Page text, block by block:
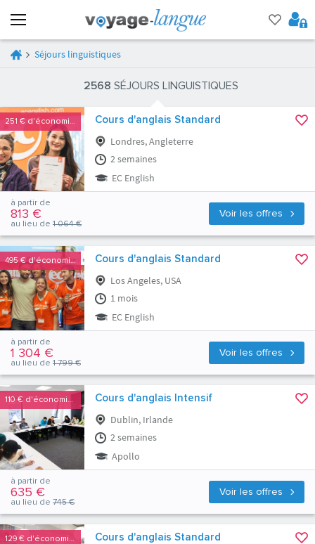
Séjours linguistiques
2568 SÉJOURS LINGUISTIQUES
251 € d'économies Cours d'anglais Standard
Londres, Angleterre
2 semaines
EC English
Voir les offres
à partir de
813 €
au lieu de 1 064 €
495 € d'économies Cours d'anglais Standard
Los Angeles, USA
1 mois
EC English
Voir les offres
à partir de
1 304 €
au lieu de 1 799 €
110 € d'économies Cours d'anglais Intensif
Dublin, Irlande
2 semaines
Apollo
Voir les offres
à partir de
635 €
au lieu de 745 €
129 € d'économies Cours d'anglais Standard